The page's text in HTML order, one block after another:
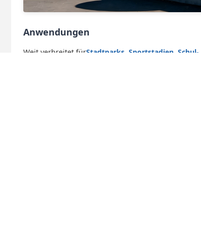
Anwendungen
Weit verbreitet fürStadtparks, Sportstadien,